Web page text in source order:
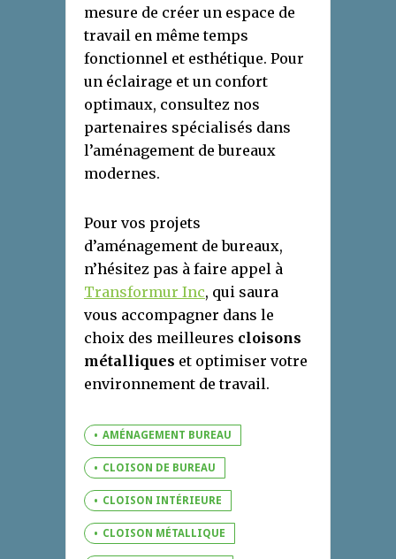
mesure de créer un espace de
travail en même temps
fonctionnel et esthétique. Pour
un éclairage et un confort
optimaux, consultez nos
partenaires spécialisés dans
l’aménagement de bureaux
modernes.
Pour vos projets
d’aménagement de bureaux,
n’hésitez pas à faire appel à
Transformur Inc, qui saura
vous accompagner dans le
choix des meilleures cloisons
métalliques et optimiser votre
environnement de travail.
AMÉNAGEMENT BUREAU
CLOISON DE BUREAU
CLOISON INTÉRIEURE
CLOISON MÉTALLIQUE